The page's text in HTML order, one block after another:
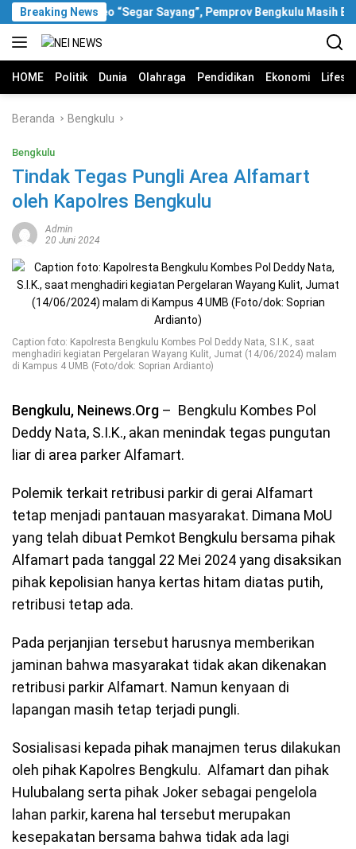
Langsung
ke
konten
Breaking News
Soal Video “Segar Sayang”, Pemprov Bengkulu Masih
HOME Politik Dunia Olahraga Pendidikan Ekonomi
Beranda Bengkulu
Bengkulu
Tindak Tegas Pungli Area Alfamart
oleh Kapolres Bengkulu
Admin
20 Juni 2024
Caption foto: Kapolresta Bengkulu Kombes Pol Deddy Nata, S.I.K., saat
menghadiri kegiatan Pergelaran Wayang Kulit, Jumat (14/06/2024) malam
di Kampus 4 UMB (Foto/dok: Soprian Ardianto)
Bengkulu, Neinews.Org – Bengkulu Kombes Pol
Deddy Nata, S.I.K., akan menindak tegas pungutan
liar di area parker Alfamart.
Polemik terkait retribusi parkir di gerai Alfamart
tetap menjadi pantauan masyarakat. Dimana MoU
yang telah dibuat Pemkot Bengkulu bersama pihak
Alfamart pada tanggal 22 Mei 2024 yang disaksikan
pihak kepolisian hanya kertas hitam diatas putih,
retribusi tetap ada.
Pada perjanjian tersebut harusnya memberikan
jaminan bahwa masyarakat tidak akan dikenakan
retribusi parkir Alfamart. Namun kenyaan di
lapangan masih tetap terjadi pungli.
Sosialisasi kepada pihak manajmen terus dilakukan
oleh pihak Kapolres Bengkulu. Alfamart dan pihak
Hulubalang serta pihak Joker sebagai pengelola
lahan parkir, karena hal tersebut merupakan
kesepakatan bersama bahwa tidak ada lagi